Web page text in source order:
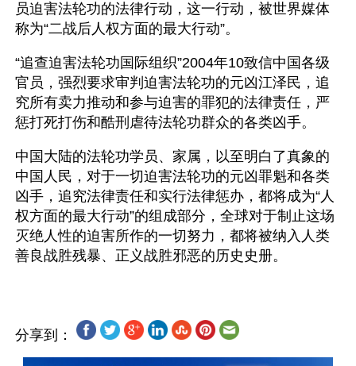
员迫害法轮功的法律行动，这一行动，被世界媒体
称为“二战后人权方面的最大行动”。
“追查迫害法轮功国际组织”2004年10致信中国各级
官员，强烈要求审判迫害法轮功的元凶江泽民，追
究所有卖力推动和参与迫害的罪犯的法律责任，严
惩打死打伤和酷刑虐待法轮功群众的各类凶手。
中国大陆的法轮功学员、家属，以至明白了真象的
中国人民，对于一切迫害法轮功的元凶罪魁和各类
凶手，追究法律责任和实行法律惩办，都将成为“人
权方面的最大行动”的组成部分，全球对于制止这场
灭绝人性的迫害所作的一切努力，都将被纳入人类
分享到：